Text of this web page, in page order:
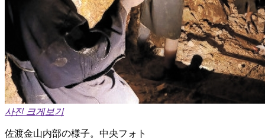
사진 크게보기
佐渡金山内部の様子。中央フォト